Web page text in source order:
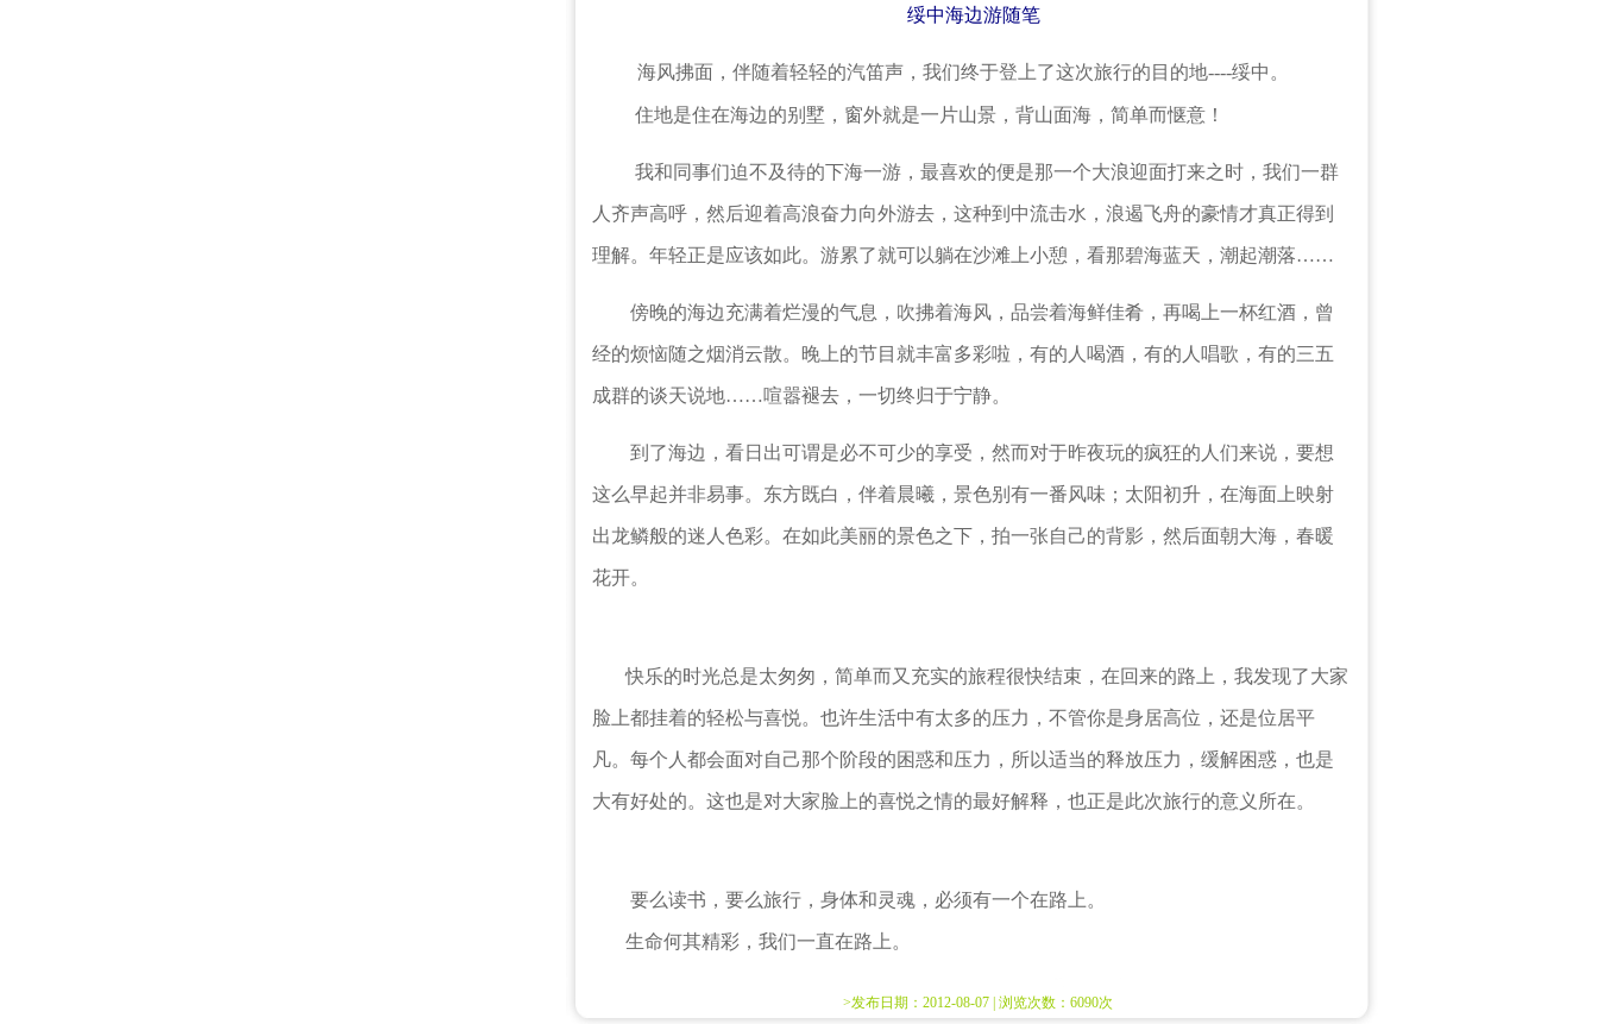
绥中海边游随笔
海风拂面，伴随着轻轻的汽笛声，我们终于登上了这次旅行的目的地----绥中。
住地是住在海边的别墅，窗外就是一片山景，背山面海，简单而惬意！
我和同事们迫不及待的下海一游，最喜欢的便是那一个大浪迎面打来之时，我们一群
人齐声高呼，然后迎着高浪奋力向外游去，这种到中流击水，浪遏飞舟的豪情才真正得到
理解。年轻正是应该如此。游累了就可以躺在沙滩上小憩，看那碧海蓝天，潮起潮落……
傍晚的海边充满着烂漫的气息，吹拂着海风，品尝着海鲜佳肴，再喝上一杯红酒，曾
经的烦恼随之烟消云散。晚上的节目就丰富多彩啦，有的人喝酒，有的人唱歌，有的三五
成群的谈天说地……喧嚣褪去，一切终归于宁静。
到了海边，看日出可谓是必不可少的享受，然而对于昨夜玩的疯狂的人们来说，要想
这么早起并非易事。东方既白，伴着晨曦，景色别有一番风味；太阳初升，在海面上映射
出龙鳞般的迷人色彩。在如此美丽的景色之下，拍一张自己的背影，然后面朝大海，春暖
花开。
快乐的时光总是太匆匆，简单而又充实的旅程很快结束，在回来的路上，我发现了大家
脸上都挂着的轻松与喜悦。也许生活中有太多的压力，不管你是身居高位，还是位居平
凡。每个人都会面对自己那个阶段的困惑和压力，所以适当的释放压力，缓解困惑，也是
大有好处的。这也是对大家脸上的喜悦之情的最好解释，也正是此次旅行的意义所在。
要么读书，要么旅行，身体和灵魂，必须有一个在路上。
生命何其精彩，我们一直在路上。
>发布日期：2012-08-07 | 浏览次数：6090次